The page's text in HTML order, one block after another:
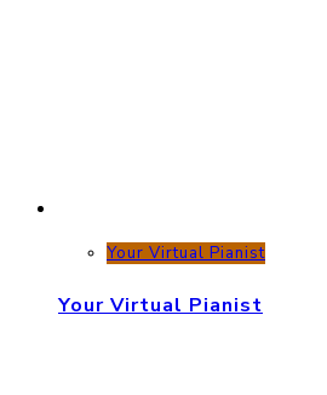
Your Virtual Pianist
Your Virtual Pianist